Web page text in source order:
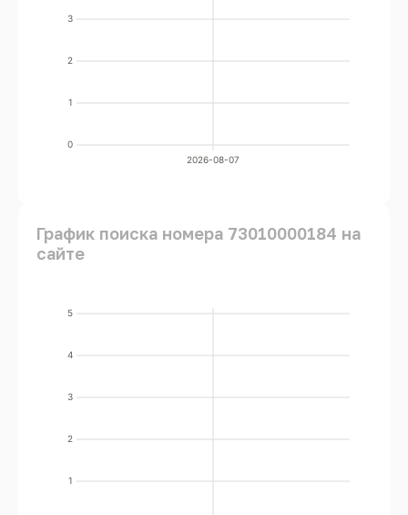
0
1
2
3
2026-08-07
График поиска номера 73010000184 на
сайте
1
2
3
4
5